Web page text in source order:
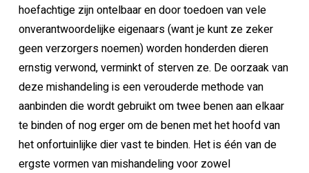
hoefachtige zijn ontelbaar en door toedoen van vele
onverantwoordelijke eigenaars (want je kunt ze zeker
geen verzorgers noemen) worden honderden dieren
ernstig verwond, verminkt of sterven ze. De oorzaak van
deze mishandeling is een verouderde methode van
aanbinden die wordt gebruikt om twee benen aan elkaar
te binden of nog erger om de benen met het hoofd van
het onfortuinlijke dier vast te binden. Het is één van de
ergste vormen van mishandeling voor zowel